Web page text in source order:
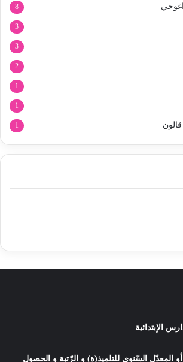
8
3
3
2
1
1
قالون 1
الإبتدائية
أو المعدّل السّنوي للتلميذ(ة) و الرّتبة و الحصول